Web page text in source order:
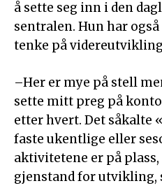
å sette seg inn i den
sentralen. Hun har
tenke på
–Her er mye på stell
sette mitt preg på
etter hvert. Det såkalte
faste ukentlige eller
aktivitetene er på
gjenstand for utvikling,